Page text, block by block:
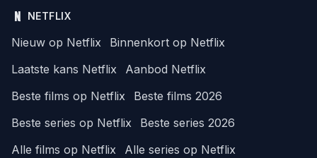
NETFLIX
Nieuw op Netflix
Binnenkort op Netflix
Laatste kans Netflix
Aanbod Netflix
Beste films op Netflix
Beste films 2026
Beste series op Netflix
Beste series 2026
Alle films op Netflix
Alle series op Netflix